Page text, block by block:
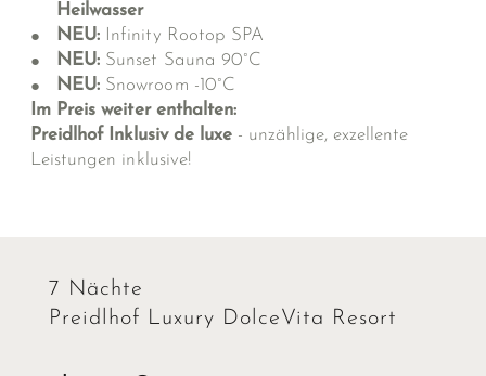
Heilwasser
NEU:
Infinity Rootop SPA
NEU: Sunset Sauna 90°C
NEU: Snowroom -10°C
Im Preis weiter enthalten:
Preidlhof Inklusiv de luxe- unzählige, exzellente
Leistungen inklusive!
7 Nächte
Preidlhof Luxury DolceVita Resort